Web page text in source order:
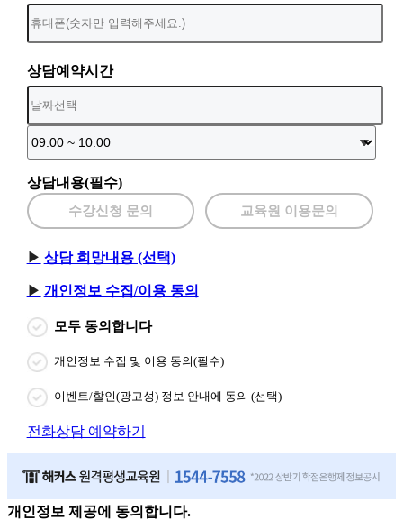
상담예약시간
상담내용(필수)
수강신청 문의 교육원 이용문의
상담 희망내용 (선택)
개인정보 수집/이용 동의
모두 동의합니다
개인정보 수집 및 이용 동의(필수)
이벤트/할인(광고성) 정보 안내에 동의 (선택)
전화상담 예약하기
개인정보 제공에 동의합니다.